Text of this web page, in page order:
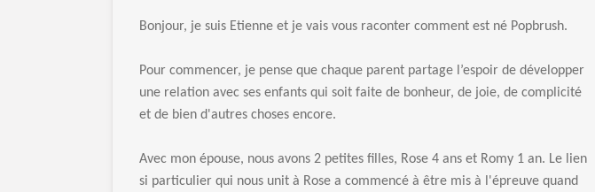
Bonjour, je suis Etienne et je vais vous raconter comment est né Popbrush.
Pour commencer, je pense que chaque parent partage l’espoir de développer
une relation avec ses enfants qui soit faite de bonheur, de joie, de complicité
et de bien d'autres choses encore.
Avec mon épouse, nous avons 2 petites filles, Rose 4 ans et Romy 1 an. Le lien
si particulier qui nous unit à Rose a commencé à être mis à l'épreuve quand